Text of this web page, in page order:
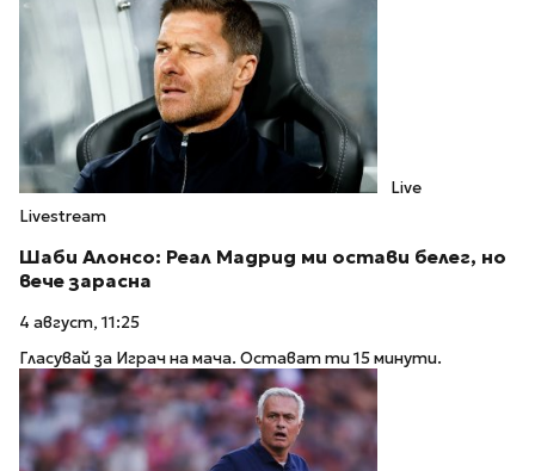
Live
Livestream
Шаби Алонсо: Реал Мадрид ми остави белег, но
вече зарасна
4 август, 11:25
Гласувай за Играч на мача. Остават ти 15 минути.